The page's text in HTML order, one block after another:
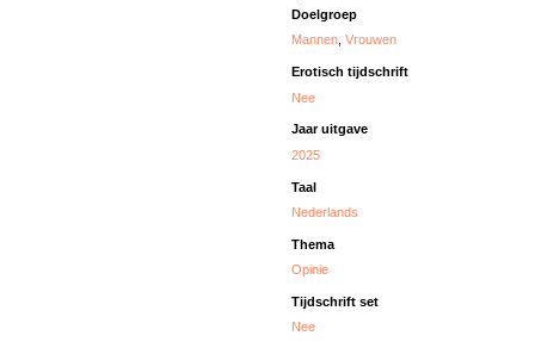
Doelgroep
Mannen,Vrouwen
Erotisch tijdschrift
Nee
Jaar uitgave
2025
Taal
Nederlands
Thema
Opinie
Tijdschrift set
Nee